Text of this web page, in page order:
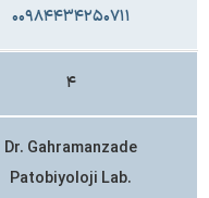
۰۰۹۸۴۴۳۴۲۵۰۷۱۱
۴
Dr. Gahramanzade
Patobiyoloji Lab.